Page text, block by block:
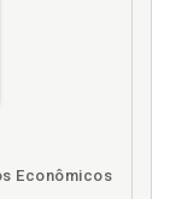
Econômicos